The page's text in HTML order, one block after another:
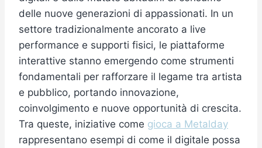
delle nuove generazioni di appassionati. In un
settore tradizionalmente ancorato a live
performance e supporti fisici, le piattaforme
interattive stanno emergendo come strumenti
fondamentali per rafforzare il legame tra artista
e pubblico, portando innovazione,
coinvolgimento e nuove opportunità di crescita.
Tra queste, iniziative come gioca a Metalday
rappresentano esempi di come il digitale possa